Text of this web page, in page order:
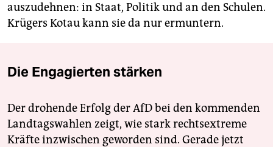
auszudehnen: in Staat, Politik und an den Schulen.
Krügers Kotau kann sie da nur ermuntern.
Die Engagierten stärken
Der drohende Erfolg der AfD bei den kommenden
Landtagswahlen zeigt, wie stark rechtsextreme
Kräfte inzwischen geworden sind. Gerade jetzt